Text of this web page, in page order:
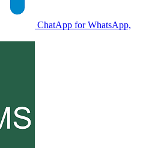
ChatApp for WhatsApp,